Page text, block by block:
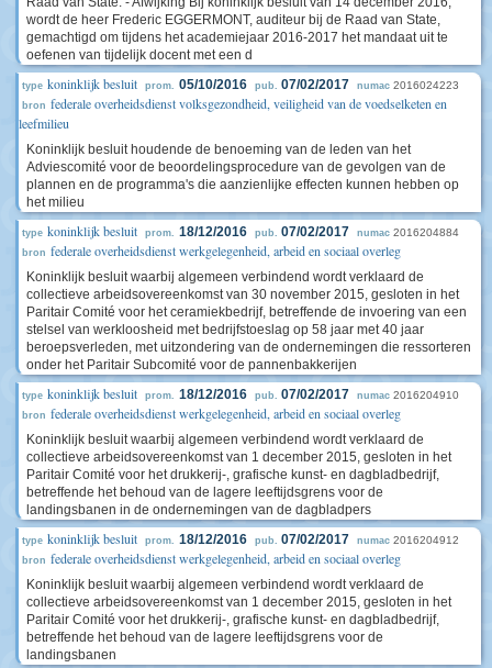
wordt de heer Frederic EGGERMONT, auditeur bij de Raad van State,
gemachtigd om tijdens het academiejaar 2016-2017 het mandaat uit te
oefenen van tijdelijk docent met een d
type koninklijk besluit prom. 05/10/2016 pub. 07/02/2017 numac 2016024223
bron federale overheidsdienst volksgezondheid, veiligheid van de voedselketen en
leefmilieu
Koninklijk besluit houdende de benoeming van de leden van het
Adviescomité voor de beoordelingsprocedure van de gevolgen van de
plannen en de programma's die aanzienlijke effecten kunnen hebben op
het milieu
type koninklijk besluit prom. 18/12/2016 pub. 07/02/2017 numac 2016204884
bron federale overheidsdienst werkgelegenheid, arbeid en sociaal overleg
Koninklijk besluit waarbij algemeen verbindend wordt verklaard de
collectieve arbeidsovereenkomst van 30 november 2015, gesloten in het
Paritair Comité voor het ceramiekbedrijf, betreffende de invoering van een
stelsel van werkloosheid met bedrijfstoeslag op 58 jaar met 40 jaar
beroepsverleden, met uitzondering van de ondernemingen die ressorteren
onder het Paritair Subcomité voor de pannenbakkerijen
type koninklijk besluit prom. 18/12/2016 pub. 07/02/2017 numac 2016204910
bron federale overheidsdienst werkgelegenheid, arbeid en sociaal overleg
Koninklijk besluit waarbij algemeen verbindend wordt verklaard de
collectieve arbeidsovereenkomst van 1 december 2015, gesloten in het
Paritair Comité voor het drukkerij-, grafische kunst- en dagbladbedrijf,
betreffende het behoud van de lagere leeftijdsgrens voor de
landingsbanen in de ondernemingen van de dagbladpers
type koninklijk besluit prom. 18/12/2016 pub. 07/02/2017 numac 2016204912
bron federale overheidsdienst werkgelegenheid, arbeid en sociaal overleg
Koninklijk besluit waarbij algemeen verbindend wordt verklaard de
collectieve arbeidsovereenkomst van 1 december 2015, gesloten in het
Paritair Comité voor het drukkerij-, grafische kunst- en dagbladbedrijf,
betreffende het behoud van de lagere leeftijdsgrens voor de
landingsbanen